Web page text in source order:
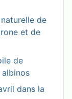
de
et de
de
dans la